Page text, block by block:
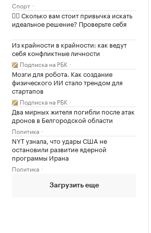
Спорт
✍🏻 Сколько вам стоит привычка искать
идеальное решение? Проверьте себя
Из крайности в крайности: как ведут
себя конфликтные личности
Подписка на РБК
Мозги для робота. Как создание
физического ИИ стало трендом для
стартапов
Подписка на РБК
Два мирных жителя погибли после атак
дронов в Белгородской области
Политика
NYT узнала, что удары США не
остановили развитие ядерной
программы Ирана
Политика
Загрузить еще